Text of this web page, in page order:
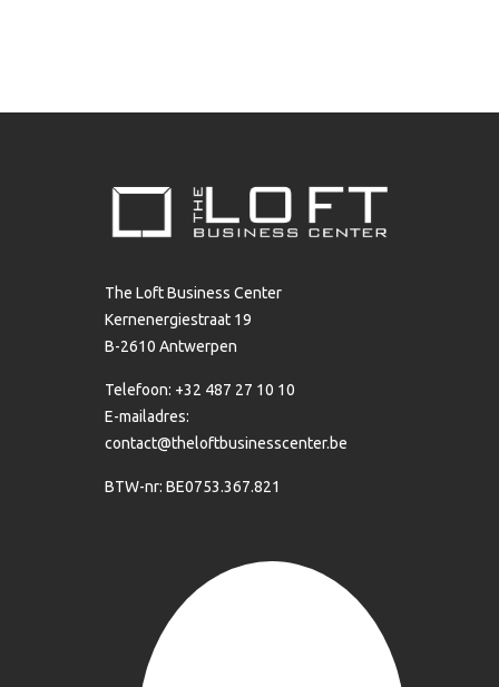
The Loft Business Center
Kernenergiestraat 19
B-2610 Antwerpen
Telefoon: +32 487 27 10 10
E-mailadres:
contact@theloftbusinesscenter.be
BTW-nr: BE0753.367.821